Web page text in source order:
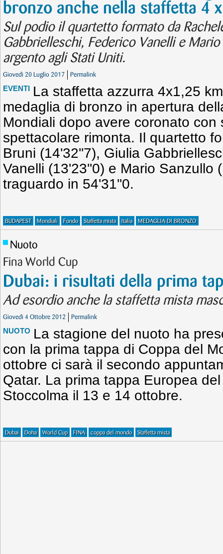
bronzo anche nella staffetta 4
Sul podio il quartetto formato da
Gabbrielleschi, Federico Vanelli e
argento agli Stati Uniti.
Giovedì 20 Luglio 2017 Permalink
EVENTI La staffetta azzurra 4x1,25
medaglia di bronzo in apertura
Mondiali dopo avere coronato con
spettacolare rimonta. Il quartetto
Bruni (14'32''7), Giulia
Vanelli (13'23''0) e Mario Sanzullo
traguardo in 54'31''0.
BUDAPEST Mondiali Fondo Staffetta mista Italia MEDAGLIA DI BRONZO
Nuoto
Fina World Cup
Dubai: i risultati della prima
Ad esordio anche la staffetta mista
Giovedì 4 Ottobre 2012 Permalink
NUOTO La stagione del nuoto ha
con la prima tappa di Coppa del
ottobre ci sarà il secondo
Qatar. La prima tappa Europea
Stoccolma il 13 e 14 ottobre.
Dubai Doha World Cup FINA coppa del mondo Staffetta mista